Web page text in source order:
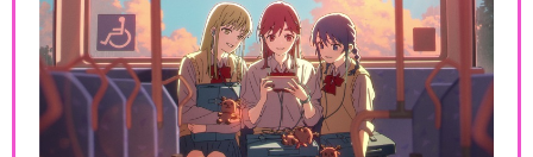
映画あたしンち